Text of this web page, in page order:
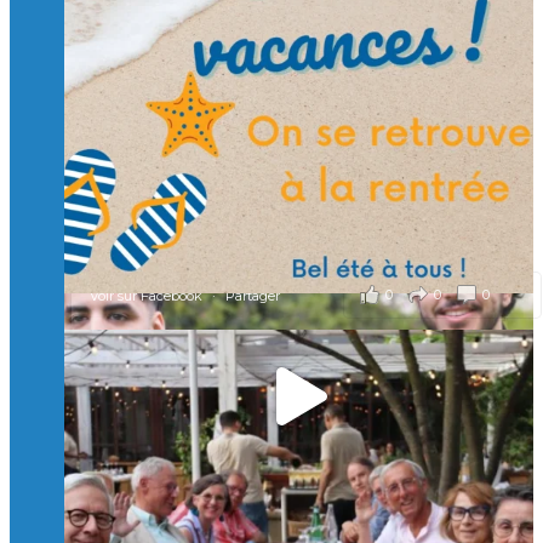
et contribuons ensemble à former les générations
d’ingénieurs de demain. 🙏
Merci à tous !
🎯 Taxe d’apprentissage 2026 : avec l'Isep, investissez pour
un numérique au service de l'humain !
À l’Isep, nous formons des ingénieurs, des bachelors, des
Mastères Spécialisés, qui allient excellence technologique et
valeurs humaines, au cœur de notre pro
...Voir plus
il y a 2 mois
0 0 0
Voir sur Facebook · Partager
🚀Afterwork à Genève 🚀
🥳 Le 22 avril dernier, 14 Alumni vivant / travaillant
en Suisse ont partagé un moment convivial de
retrouvailles et d'échanges !
Merci à tous pour votre présence et à Alexandre